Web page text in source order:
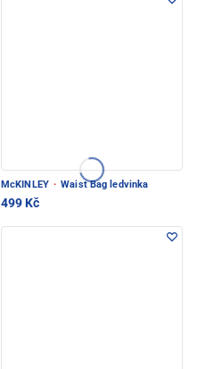
McKINLEY · Waist Bag ledvinka
499 Kč